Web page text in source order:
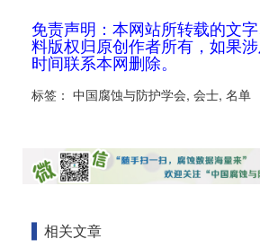
免责声明：本网站所转载的文
料版权归原创作者所有，如果
时间联系本网删除。
标签： 中国腐蚀与防护学会, 会士, 名单
相关文章